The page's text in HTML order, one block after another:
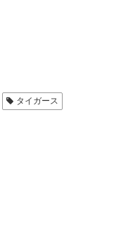
タイガース